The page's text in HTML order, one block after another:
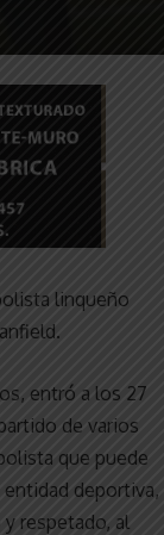
linqueño
entró a los 27
de varios
que puede
deportiva,
respetado, al